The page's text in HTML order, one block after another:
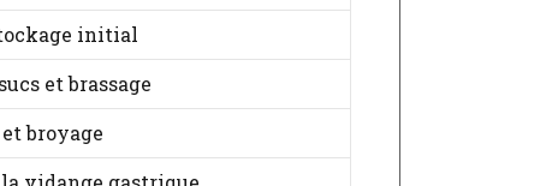
initial
et brassage
broyage